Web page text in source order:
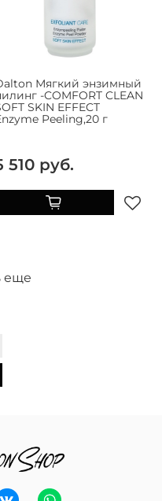
Мягкий энзимный
-COMFORT CLEAN
SKIN EFFECT
Peeling,20 г
510 руб.
еще